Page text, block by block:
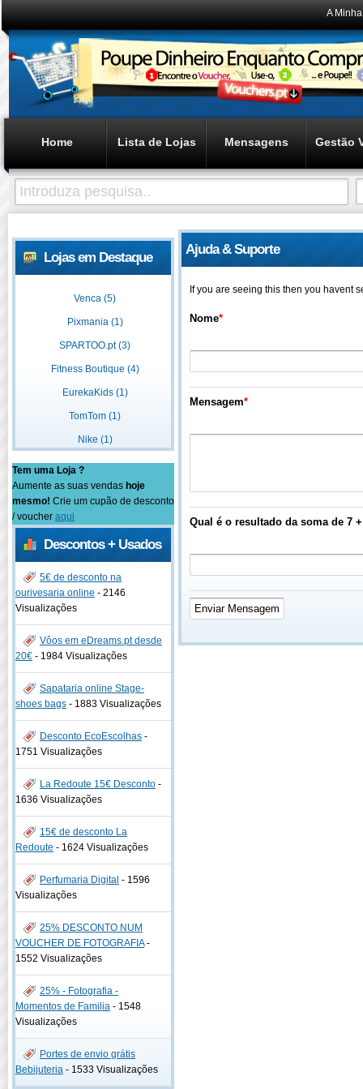
A
Home Lista de Lojas Mensagens Gestão
Lojas em Destaque
Venca (5)
Pixmania (1)
SPARTOO.pt (3)
Fitness Boutique (4)
EurekaKids (1)
TomTom (1)
Nike (1)
Tem uma Loja ?
Aumente as suas vendas hoje
mesmo! Crie um cupão de desconto
/ voucher aqui
Descontos + Usados
5€ de desconto na
ourivesaria online - 2146
Visualizações
Vôos em eDreams.pt desde
20€ - 1984 Visualizações
Sapataria online Stage-
shoes bags - 1883 Visualizações
Desconto EcoEscolhas -
1751 Visualizações
La Redoute 15€ Desconto -
1636 Visualizações
15€ de desconto La
Redoute - 1624 Visualizações
Perfumaria Digital - 1596
Visualizações
25% DESCONTO NUM
VOUCHER DE FOTOGRAFIA-
1552 Visualizações
25% - Fotografia -
Momentos de Familia - 1548
Visualizações
Portes de envio grátis
Bebijuteria - 1533 Visualizações
Ajuda & Suporte
If you are seeing this then you havent
Nome*
Mensagem*
Qual é o resultado da soma de 7